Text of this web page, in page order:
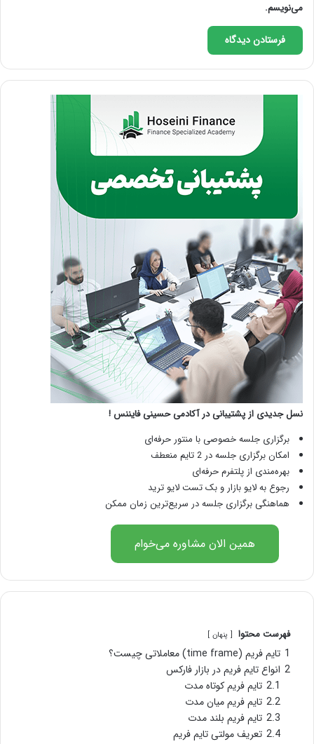
می‌نویسم.
نسل جدیدی از پشتیبانی در آکادمی حسینی فایننس !
برگزاری جلسه خصوصی با منتور حرفه‌ای
امکان برگزاری جلسه در 2 تایم منعطف
بهره‌مندی از پلتفرم حرفه‌ای
رجوع به لایو بازار و بک تست لایو ترید
هماهنگی برگزاری جلسه در سریع‌ترین زمان ممکن
همین الان مشاوره می‌خوام
فهرست محتوا پنهان
1 تایم فریم (time frame) معاملاتی چیست؟
2 انواع تایم فریم در بازار فارکس
2.1 تایم فریم کوتاه مدت
2.2 تایم فریم میان مدت
2.3 تایم فریم بلند مدت
2.4 تعریف مولتی تایم فریم